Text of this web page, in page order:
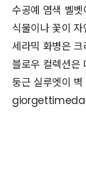
수공예 염색 벨
식물이나 꽃이
세라믹 화병은
블로우 컬렉션은
둥근 실루엣이